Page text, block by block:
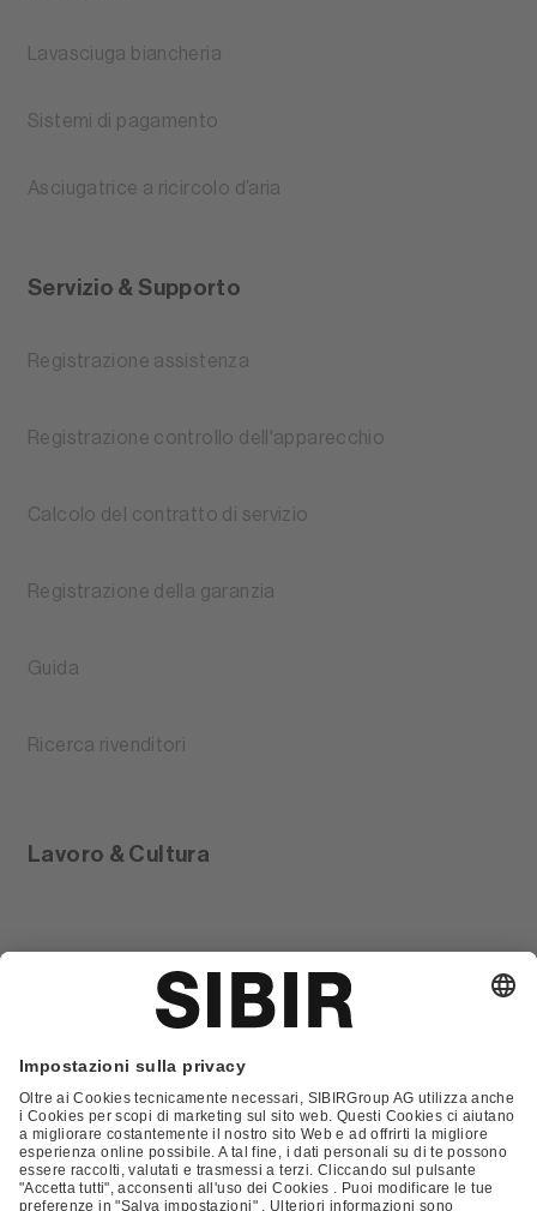
Lavasciuga biancheria
Sistemi di pagamento
Asciugatrice a ricircolo d’aria
Servizio & Supporto
Registrazione assistenza
Registrazione controllo dell'apparecchio
Calcolo del contratto di servizio
Registrazione della garanzia
Guida
Ricerca rivenditori
Lavoro & Cultura
Contatto
FAQ